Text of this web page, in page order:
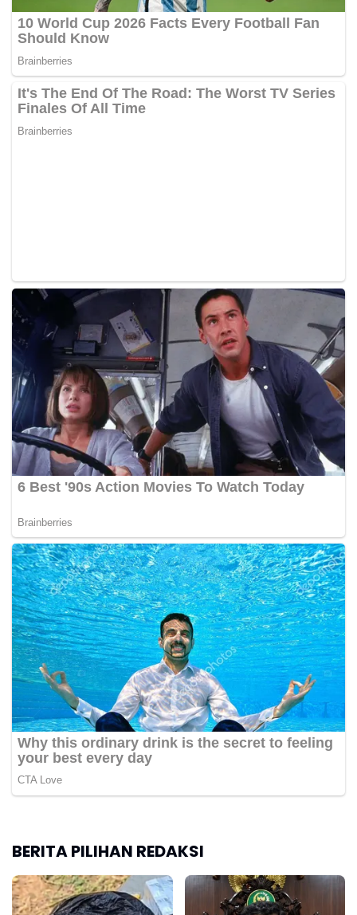
BERITA PILIHAN REDAKSI